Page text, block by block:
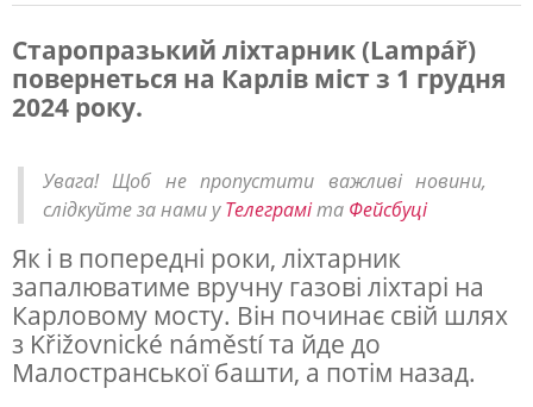
Л
е
г
д
а
р
н
Старопразький ліхтарник (Lampář)
повернеться на Карлів міст з 1 грудня
2024 року.
Увага! Щоб не пропустити важливі новини,
слідкуйте за нами уТелеграміта Фейсбуці
Як і в попередні роки, ліхтарник
запалюватиме вручну газові ліхтарі на
Карловому мосту. Він починає свій шлях
з Křižovnické náměstí та йде до
Малостранської башти, а потім назад.